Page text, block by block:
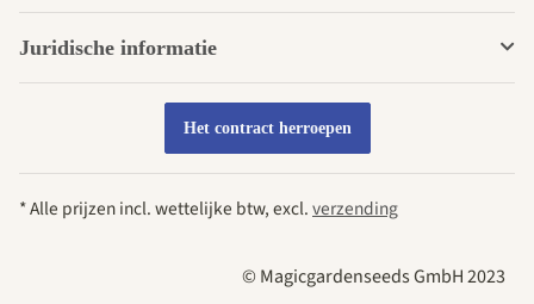
Juridische informatie
Het contract herroepen
* Alle prijzen incl. wettelijke btw, excl.verzending
© Magicgardenseeds GmbH 2023